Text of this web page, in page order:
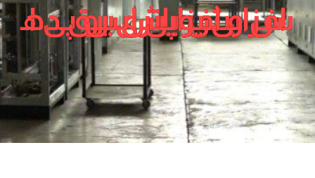
افزایش باتری یو پی اس و افزایش برق دهی یوپی اس